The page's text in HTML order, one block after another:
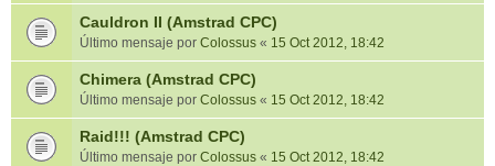
Cauldron II (Amstrad CPC)
Último mensaje por Colossus « 15 Oct 2012, 18:42
Chimera (Amstrad CPC)
Último mensaje por Colossus « 15 Oct 2012, 18:42
Raid!!! (Amstrad CPC)
Último mensaje por Colossus « 15 Oct 2012, 18:42